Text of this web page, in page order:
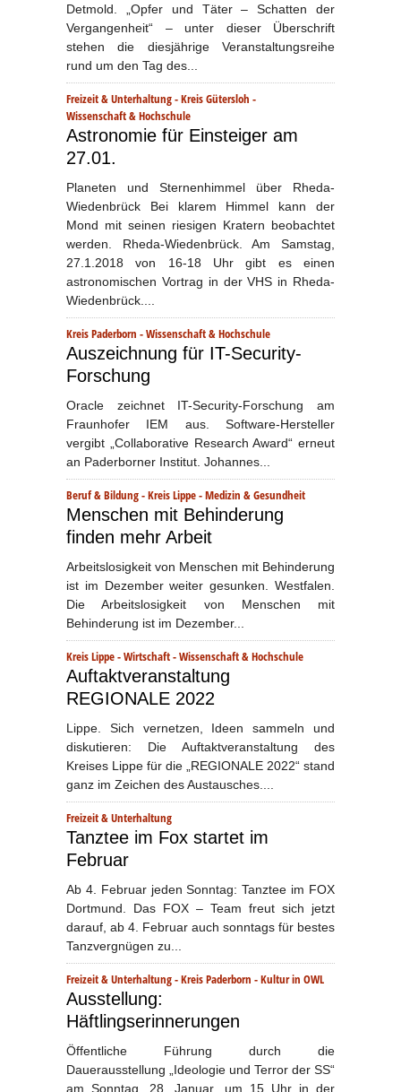
Detmold. „Opfer und Täter – Schatten der
Vergangenheit“ – unter dieser Überschrift
stehen die diesjährige Veranstaltungsreihe
rund um den Tag des...
Freizeit & Unterhaltung-Kreis Gütersloh -
Wissenschaft & Hochschule
Astronomie für Einsteiger am
27.01.
Planeten und Sternenhimmel über Rheda-
Wiedenbrück Bei klarem Himmel kann der
Mond mit seinen riesigen Kratern beobachtet
werden. Rheda-Wiedenbrück. Am Samstag,
27.1.2018 von 16-18 Uhr gibt es einen
astronomischen Vortrag in der VHS in Rheda-
Wiedenbrück....
Kreis Paderborn -Wissenschaft & Hochschule
Auszeichnung für IT-Security-
Forschung
Oracle zeichnet IT-Security-Forschung am
Fraunhofer IEM aus. Software-Hersteller
vergibt „Collaborative Research Award“ erneut
an Paderborner Institut. Johannes...
Beruf & Bildung-Kreis Lippe-Medizin & Gesundheit
Menschen mit Behinderung
finden mehr Arbeit
Arbeitslosigkeit von Menschen mit Behinderung
ist im Dezember weiter gesunken. Westfalen.
Die Arbeitslosigkeit von Menschen mit
Behinderung ist im Dezember...
Kreis Lippe-Wirtschaft-Wissenschaft & Hochschule
Auftaktveranstaltung
REGIONALE 2022
Lippe. Sich vernetzen, Ideen sammeln und
diskutieren: Die Auftaktveranstaltung des
Kreises Lippe für die „REGIONALE 2022“ stand
ganz im Zeichen des Austausches....
Freizeit & Unterhaltung
Tanztee im Fox startet im
Februar
Ab 4. Februar jeden Sonntag: Tanztee im FOX
Dortmund. Das FOX – Team freut sich jetzt
darauf, ab 4. Februar auch sonntags für bestes
Tanzvergnügen zu...
Freizeit & Unterhaltung-Kreis Paderborn -Kultur in OWL
Ausstellung:
Häftlingserinnerungen
Öffentliche Führung durch die
Dauerausstellung „Ideologie und Terror der SS“
am Sonntag, 28. Januar, um 15 Uhr in der